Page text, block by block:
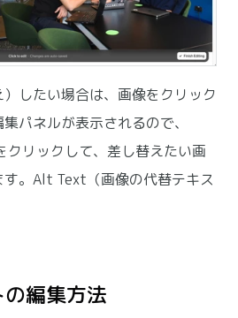
したい場合は、画像をクリック
パネルが表示されるので、
クリックして、差し替えたい画
。Alt Text（画像の代替テキス
編集方法